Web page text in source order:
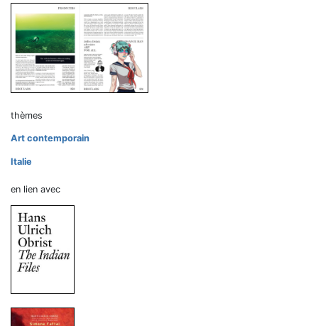
thèmes
Art contemporain
Italie
en lien avec